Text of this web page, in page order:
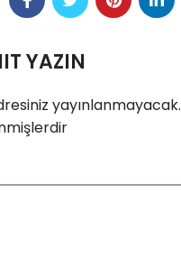
YAZIN
yayınlanmayacak.